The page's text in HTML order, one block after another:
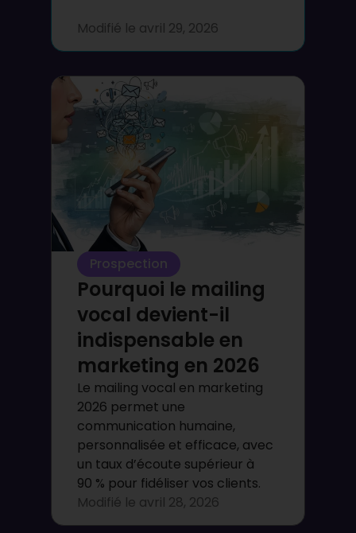
Modifié le avril 29, 2026
Prospection
Pourquoi le mailing
vocal devient-il
indispensable en
marketing en 2026
Le mailing vocal en marketing
2026 permet une
communication humaine,
personnalisée et efficace, avec
un taux d’écoute supérieur à
90 % pour fidéliser vos clients.
Modifié le avril 28, 2026